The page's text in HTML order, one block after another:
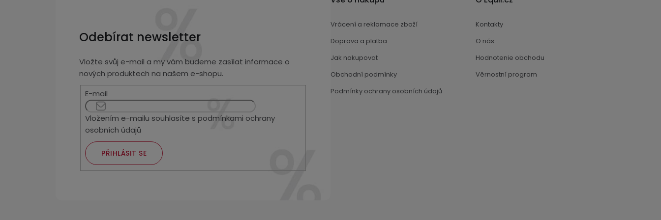
Odebírat newsletter
Vložte svůj e-mail a my vám budeme zasílat informace o
nových produktech na našem e-shopu.
E-mail
Vložením e-mailu souhlasíte spodmínkami ochrany
osobních údajů
PŘIHLÁSIT SE
Vrácení a reklamace zboží
Doprava a platba
Jak nakupovat
Obchodní podmínky
Podmínky ochrany osobních údajů
Kontakty
O nás
Hodnotenie obchodu
Věrnostní program